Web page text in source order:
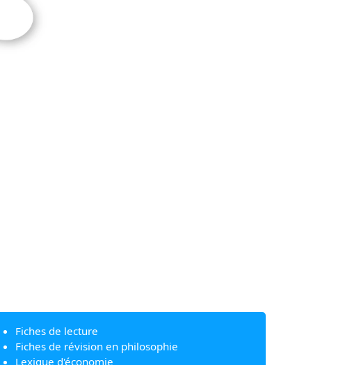
Fiches de lecture
Fiches de révision en philosophie
Lexique d'économie